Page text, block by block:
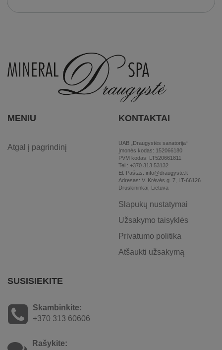
MENIU
Atgal į pagrindinį
KONTAKTAI
UAB „Draugystės sanatorija“
Įmonės kodas: 152066180
PVM kodas: LT520661811
Tel.: +370 313 53132
El. Paštas: info@draugyste.lt
Adresas: V. Krėvės g. 7, LT-66126
Druskininkai, Lietuva
Slapukų nustatymai
Užsakymo taisyklės
Privatumo politika
Atšaukti užsakymą
SUSISIEKITE
Skambinkite:
+370 313 60606
Rašykite: